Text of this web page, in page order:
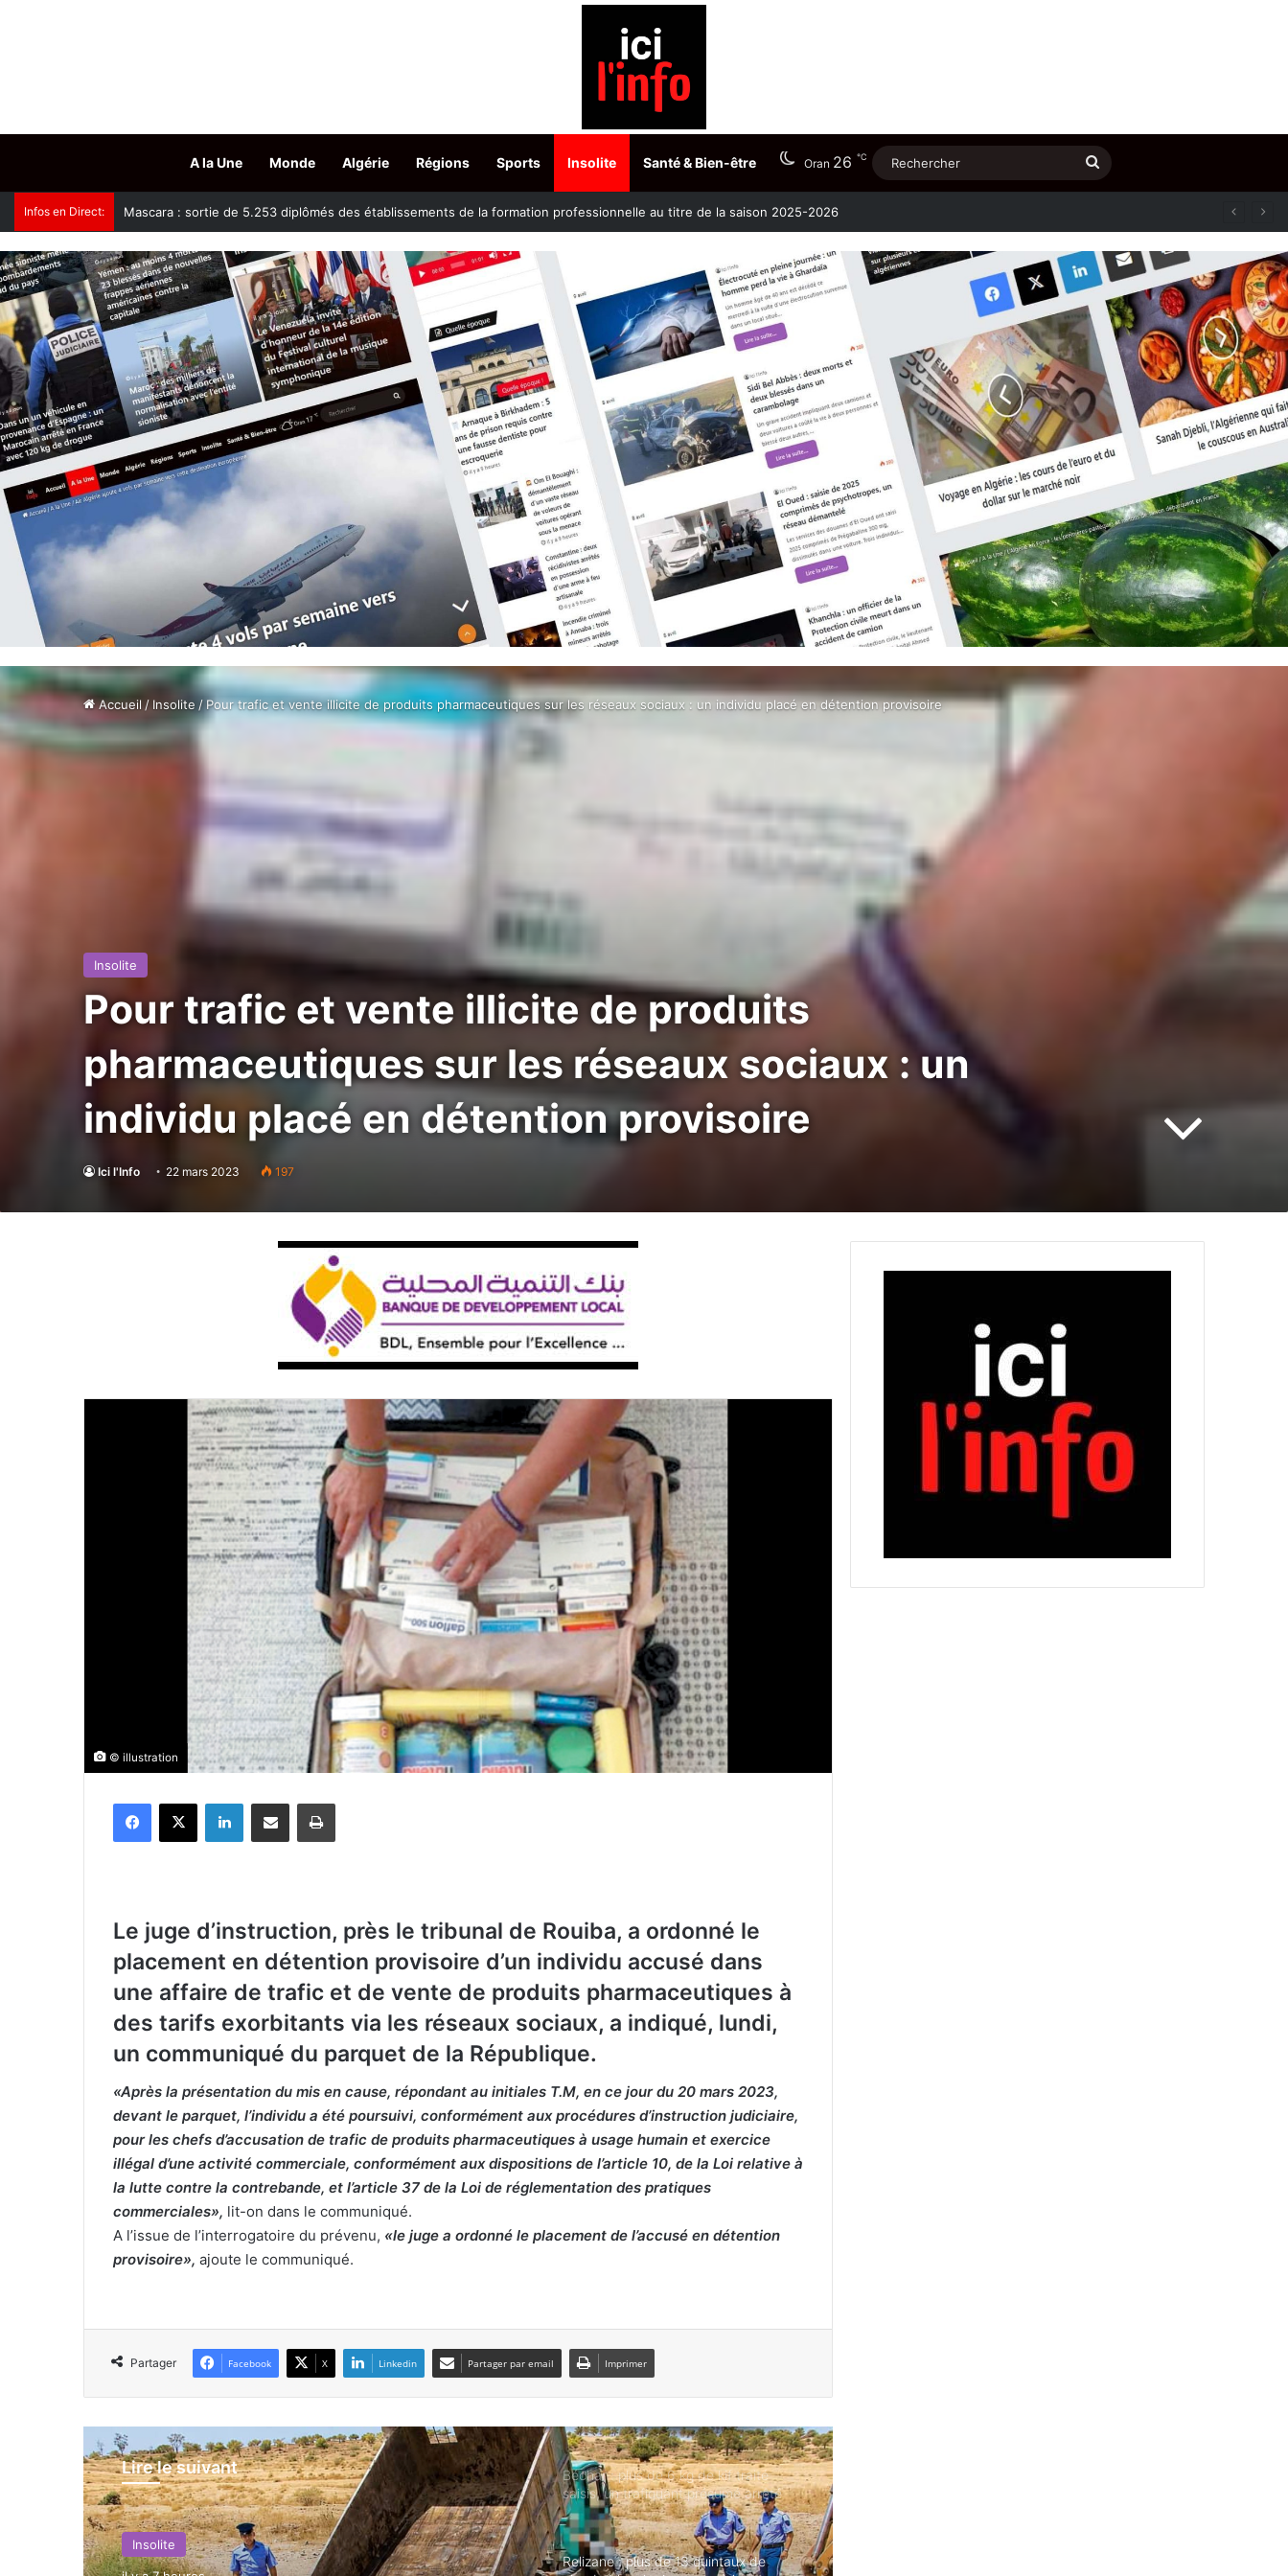
A la Une Monde Algérie Régions Sports Insolite Santé & Bien-être Oran 26 ℃ Rechercher
Infos en Direct: Mascara : sortie de 5.253 diplômés des établissements de la formation professionnelle au titre de la saison 2025-2026
Accueil / Insolite / Pour trafic et vente illicite de produits pharmaceutiques sur les réseaux sociaux : un individu placé en détention provisoire
Insolite
Pour trafic et vente illicite de produits
pharmaceutiques sur les réseaux sociaux : un
individu placé en détention provisoire
Ici l'Info 22 mars 2023 197
© illustration
Le juge d’instruction, près le tribunal de Rouiba, a ordonné le
placement en détention provisoire d’un individu accusé dans
une affaire de trafic et de vente de produits pharmaceutiques à
des tarifs exorbitants via les réseaux sociaux, a indiqué, lundi,
un communiqué du parquet de la République.
«Après la présentation du mis en cause, répondant au initiales T.M, en ce jour du 20 mars 2023,
devant le parquet, l’individu a été poursuivi, conformément aux procédures d’instruction judiciaire,
pour les chefs d’accusation de trafic de produits pharmaceutiques à usage humain et exercice
illégal d’une activité commerciale, conformément aux dispositions de l’article 10, de la Loi relative à
la lutte contre la contrebande, et l’article 37 de la Loi de réglementation des pratiques
commerciales», lit-on dans le communiqué.
A l’issue de l’interrogatoire du prévenu, «le juge a ordonné le placement de l’accusé en détention
provisoire», ajoute le communiqué.
Partager Facebook X Linkedin Partager par email Imprimer
Lire le suivant
Insolite
Fuite d’informations douanières : deux
anciens agents condamnés à deux
Batna : 24 000 capsules de
Prégabaline saisies, deux trafiquants
arrêtés
dans un bassin d’aquaculture
de victimes
Béchar : plus de 6 kg de kif traité
saisis, un trafiquant présumé arrêté
Relizane : plus de 13 quintaux de